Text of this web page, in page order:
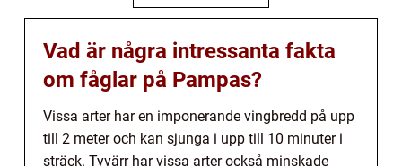
Vad är några intressanta fakta
om fåglar på Pampas?
Vissa arter har en imponerande vingbredd på upp
till 2 meter och kan sjunga i upp till 10 minuter i
sträck. Tyvärr har vissa arter också minskade